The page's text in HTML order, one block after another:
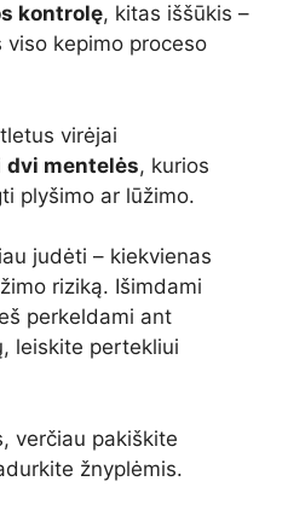
kontrolę, kitas iššūkis –
kepimo proceso
virėjai
dvi mentelės, kurios
plyšimo ar lūžimo.
judėti – kiekvienas
riziką. Išimdami
perkeldami ant
leiskite pertekliui
verčiau pakiškite
žnyplėmis.